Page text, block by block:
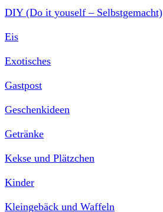
DIY (Do it youself – Selbstgemacht)
Eis
Exotisches
Gastpost
Geschenkideen
Getränke
Kekse und Plätzchen
Kinder
Kleingebäck und Waffeln